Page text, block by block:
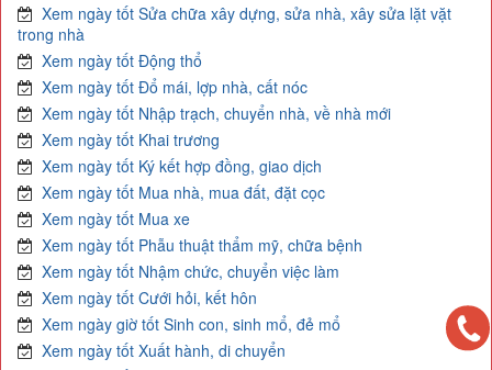
Xem ngày tốt Sửa chữa xây dựng, sửa nhà, xây sửa lặt vặt
trong nhà
Xem ngày tốt Động thổ
Xem ngày tốt Đổ mái, lợp nhà, cất nóc
Xem ngày tốt Nhập trạch, chuyển nhà, về nhà mới
Xem ngày tốt Khai trương
Xem ngày tốt Ký kết hợp đồng, giao dịch
Xem ngày tốt Mua nhà, mua đất, đặt cọc
Xem ngày tốt Mua xe
Xem ngày tốt Phẫu thuật thẩm mỹ, chữa bệnh
Xem ngày tốt Nhậm chức, chuyển việc làm
Xem ngày tốt Cưới hỏi, kết hôn
Xem ngày giờ tốt Sinh con, sinh mổ, đẻ mổ
Xem ngày tốt Xuất hành, di chuyển